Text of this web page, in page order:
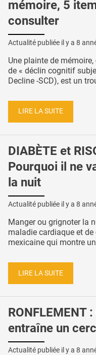
mémoire, 5
consulter
Actualité publiée il y a 8
Une plainte de
de « déclin cognitif
Decline -SCD), est un
LIRE LA SUITE
DIABÈTE et
Pourquoi il ne
la nuit
Actualité publiée il y a 8
Manger ou grignoter la
maladie cardiaque et
mexicaine qui montre
LIRE LA SUITE
RONFLEMENT
entraîne un
Actualité publiée il y a 8